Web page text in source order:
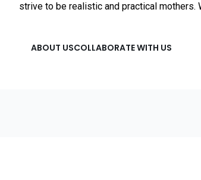
strive to be realistic and practical mothers.
ABOUT USCOLLABORATE WITH US